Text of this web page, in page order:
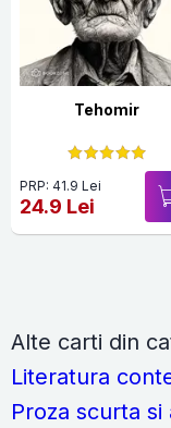
Tehomir
PRP: 41.9 Lei
24.9 Lei
Alte carti din
Literatura
Proza scurta si